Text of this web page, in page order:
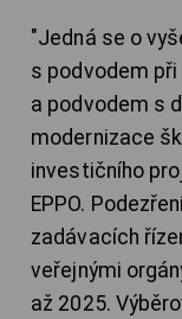
"Jedná se o
s podvodem
a podvodem s
modernizace
investičního
EPPO.
zadávacích
veřejnými
až 2025.